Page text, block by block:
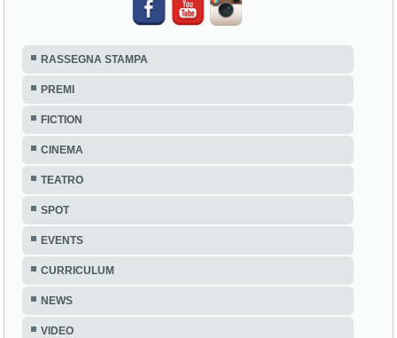
RASSEGNA STAMPA
PREMI
FICTION
CINEMA
TEATRO
SPOT
EVENTS
CURRICULUM
NEWS
VIDEO